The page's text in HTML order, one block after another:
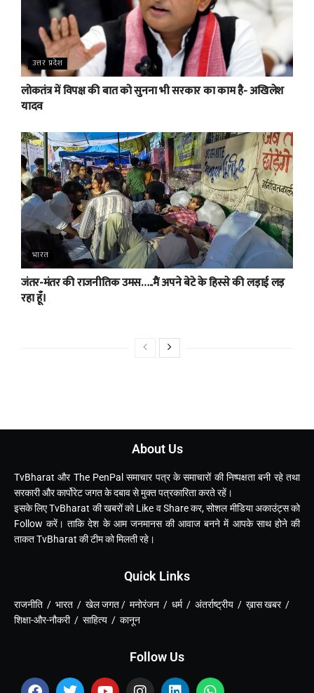
उत्तर प्रदेश
लोकतंत्र में विपक्ष की बात को सुनना भी सरकार का काम है- अखिलेश
यादव
भारत
जंतर-मंतर की राजनीतिक उमस…..मैं अपने बेटे के हिस्से की लड़ाई लड़
रहा हूँ।
About Us
TvBharat और The PenPal समाचार पत्र के समाचारों की निष्पक्षता बनी रहे तथा
सरकारी और कार्पोरेट जगत के दबाव से मुक्त पत्रकारिता करते रहें।
इसके लिए TvBharat की खबरों को Like व Share कर, सोशल मीडिया अकाउंट्स को
Follow करें। ताकि देश के आम जनमानस की आवाज बनने में आपके साथ होने की
ताकत TvBharat की टीम को मिलती रहे।
Quick Links
राजनीति / भारत / खेल जगत / मनोरंजन / धर्म / अंतर्राष्ट्रीय / ख़ास खबर /
शिक्षा-और-नौकरी / साहित्य / कानून
Follow Us